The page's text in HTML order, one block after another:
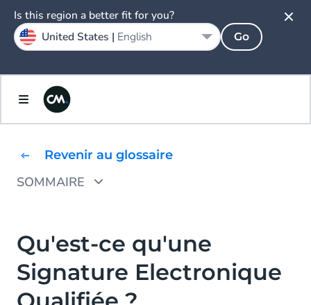
Revenir au glossaire
SOMMAIRE
Signatures électroniques (simples)
Signatures électroniques avancées (AdES)
Qu'est-ce qu'une
Signature Electronique
Is this region a better fit for you?
United States | English Go